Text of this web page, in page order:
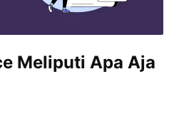
Meliputi Apa Aja